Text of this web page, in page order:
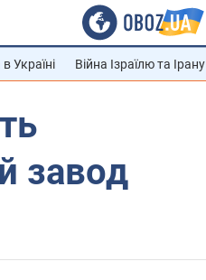
Україні Війна Ізраїлю та Ірану
завод